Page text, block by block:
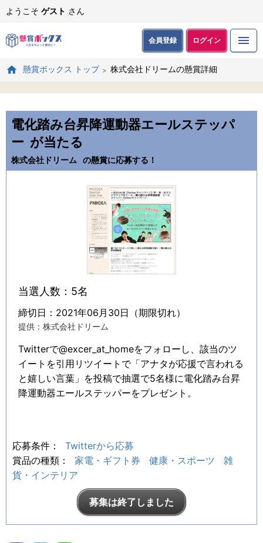
ようこそ ゲスト さん
会員登録 ログイン
懸賞ボックス トップ 株式会社ドリームの懸賞詳細
電化踏み台昇降運動器エールステッパ
ー が当たる
株式会社ドリーム の懸賞に応募する！
当選人数：5名
締切日：2021年06月30日（期限切れ）
提供：株式会社ドリーム
Twitterで@excer_at_homeをフォローし、該当のツ
イートを引用リツイートで「アナタが応援で言われる
と嬉しい言葉」を投稿で抽選で5名様に電化踏み台昇
降運動器エールステッパーをプレゼント。
応募条件：
Twitterから応募
賞品の種類：
家電・ギフト券 健康・スポーツ
雑
貨・インテリア
募集は終了しました